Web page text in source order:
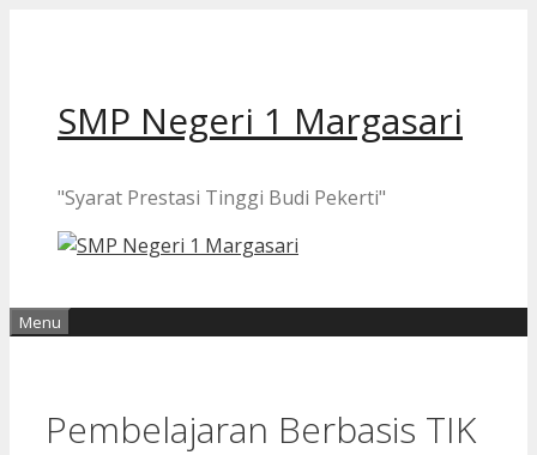
SMP Negeri 1 Margasari
"Syarat Prestasi Tinggi Budi Pekerti"
Menu
Pembelajaran Berbasis TIK